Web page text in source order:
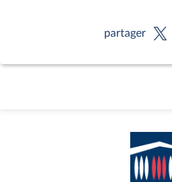
partager